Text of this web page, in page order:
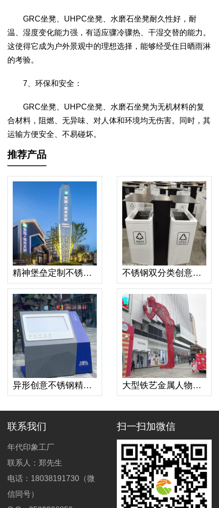
GRC坐凳、UHPC坐凳、水磨石坐凳耐久性好，耐
温、湿度变化能力强，有适应骤冷骤热、干湿交替的能力。
这使得它成为户外景观中的理想选择，能够经受住日晒雨淋
的考验。
7、环保和安全：
GRC坐凳、UHPC坐凳、水磨石坐凳为无机材料的复
合材料，阻燃、无异味、对人体和环境均无伤害。同时，其
运输方便安全、不易碰坏。
推荐产品
精神堡垒定制不锈钢户外大型导视牌小区景区立式指示牌导向牌立牌 不锈钢双分类创意果皮箱垃圾桶
异形创意不锈钢精神堡垒景区小镇大型标识牌 大型铁艺金属人物雕塑户外景观镂空摆件
联系我们
年代印象工厂
联系人：郑先生
电话：18038191730（微
信同号）
扫一扫加微信